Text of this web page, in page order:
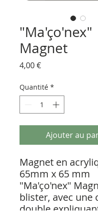
"Ma'ço'nex"
Magnet
4,00 €Prix
Quantité *
Ajouter au
Magnet en
65mm x 65 mm
"Ma'ço'nex"
blister, avec une
double